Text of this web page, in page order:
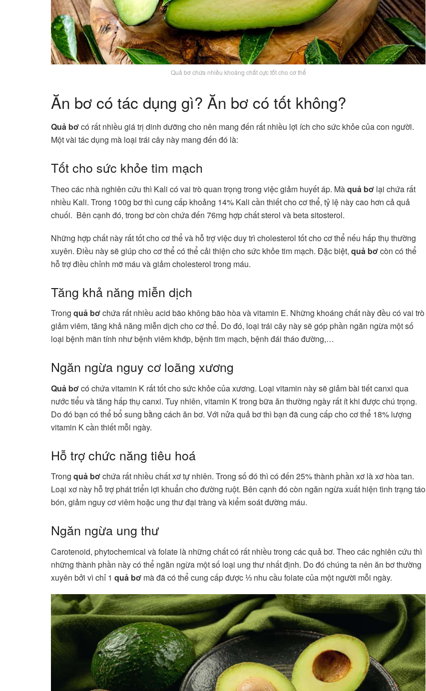
Quả bơ chứa nhiều khoáng chất cực tốt cho cơ thể
Ăn bơ có tác dụng gì? Ăn bơ có tốt không?
Quả bơcó rất nhiều giá trị dinh dưỡng cho nên mang đến rất nhiều lợi ích cho sức khỏe của con người.
Một vài tác dụng mà loại trái cây này mang đến đó là:
Tốt cho sức khỏe tim mạch
Theo các nhà nghiên cứu thì Kali có vai trò quan trọng trong việc giảm huyết áp. Màquả bơ lại chứa rất
nhiều Kali. Trong 100g bơ thì cung cấp khoảng 14% Kali cần thiết cho cơ thể, tỷ lệ này cao hơn cả quả
chuối. Bên cạnh đó, trong bơ còn chứa đến 76mg hợp chất sterol và beta sitosterol.
Những hợp chất này rất tốt cho cơ thể và hỗ trợ việc duy trì cholesterol tốt cho cơ thể nếu hấp thụ thường
xuyên. Điều này sẽ giúp cho cơ thể có thể cải thiện cho sức khỏe tim mạch. Đặc biệt, quả bơcòn có thể
hỗ trợ điều chỉnh mỡ máu và giảm cholesterol trong máu.
Tăng khả năng miễn dịch
Trong quả bơchứa rất nhiều acid bão không bão hòa và vitamin E. Những khoáng chất này đều có vai trò
giảm viêm, tăng khả năng miễn dịch cho cơ thể. Do đó, loại trái cây này sẽ góp phần ngăn ngừa một số
loại bệnh mãn tính như bệnh viêm khớp, bệnh tim mạch, bệnh đái tháo đường,…
Ngăn ngừa nguy cơ loãng xương
Quả bơcó chứa vitamin K rất tốt cho sức khỏe của xương. Loại vitamin này sẽ giảm bài tiết canxi qua
nước tiểu và tăng hấp thụ canxi. Tuy nhiên, vitamin K trong bữa ăn thường ngày rất ít khi được chú trọng.
Do đó bạn có thể bổ sung bằng cách ăn bơ. Với nửa quả bơ thì bạn đã cung cấp cho cơ thể 18% lượng
vitamin K cần thiết mỗi ngày.
Hỗ trợ chức năng tiêu hoá
Trong quả bơchứa rất nhiều chất xơ tự nhiên. Trong số đó thì có đến 25% thành phần xơ là xơ hòa tan.
Loại xơ này hỗ trợ phát triển lợi khuẩn cho đường ruột. Bên cạnh đó còn ngăn ngừa xuất hiện tình trạng táo
bón, giảm nguy cơ viêm hoặc ung thư đại tràng và kiểm soát đường máu.
Ngăn ngừa ung thư
Carotenoid, phytochemical và folate là những chất có rất nhiều trong các quả bơ. Theo các nghiên cứu thì
những thành phần này có thể ngăn ngừa một số loại ung thư nhất định. Do đó chúng ta nên ăn bơ thường
xuyên bởi vì chỉ 1 quả bơ mà đã có thể cung cấp được ⅓ nhu cầu folate của một người mỗi ngày.